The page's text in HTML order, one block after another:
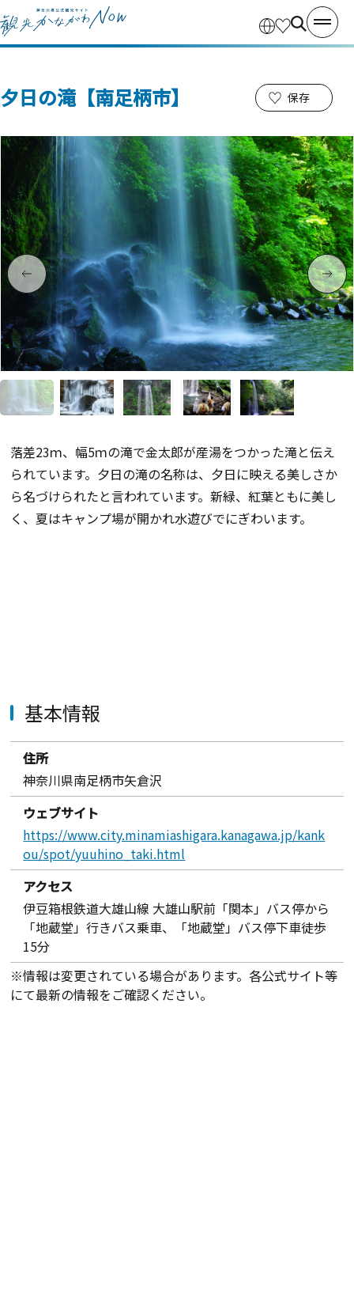
夕日の滝【南足柄市】 保存
落差23ｍ、幅5ｍの滝で金太郎が産湯をつかった滝と伝え
られています。夕日の滝の名称は、夕日に映える美しさか
ら名づけられたと言われています。新緑、紅葉ともに美し
く、夏はキャンプ場が開かれ水遊びでにぎわいます。
基本情報
住所
神奈川県南足柄市矢倉沢
ウェブサイト
https://www.city.minamiashigara.kanagawa.jp/kank
ou/spot/yuuhino_taki.html
アクセス
伊豆箱根鉄道大雄山線 大雄山駅前「関本」バス停から
「地蔵堂」行きバス乗車、「地蔵堂」バス停下車徒歩
15分
※情報は変更されている場合があります。各公式サイト等
にて最新の情報をご確認ください。